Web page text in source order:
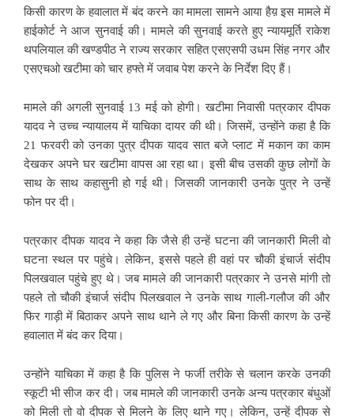
किसी कारण के हवालात में बंद करने का मामला सामने आया हैय़ इस मामले में
हाईकोर्ट ने आज सुनवाई की। मामले की सुनवाई करते हुए न्यायमूर्ति राकेश
थपलियाल की खण्डपीठ ने राज्य सरकार सहित एसएसपी उधम सिंह नगर और
एसएचओ खटीमा को चार हफ्ते में जवाब पेश करने के निर्देश दिए हैं।
मामले की अगली सुनवाई 13 मई को होगी। खटीमा निवासी पत्रकार दीपक
यादव ने उच्च न्यायालय में याचिका दायर की थी। जिसमें, उन्होंने कहा है कि
21 फरवरी को उनका पुत्र दीपक यादव सात बजे प्लाट में मकान का काम
देखकर अपने घर खटीमा वापस आ रहा था। इसी बीच उसकी कुछ लोगों के
साथ के साथ कहासुनी हो गई थी। जिसकी जानकारी उनके पुत्र ने उन्हें
फोन पर दी।
पत्रकार दीपक यादव ने कहा कि जैसे ही उन्हें घटना की जानकारी मिली वो
घटना स्थल पर पहुंचे। लेकिन, इससे पहले ही वहां पर चौकी इंचार्ज संदीप
पिलखवाल पहुंचे हुए थे। जब मामले की जानकारी पत्रकार ने उनसे मांगी तो
पहले तो चौकी इंचार्ज संदीप पिलखवाल ने उनके साथ गाली-गलौज की और
फिर गाड़ी में बिठाकर अपने साथ थाने ले गए और बिना किसी कारण के उन्हें
हवालात में बंद कर दिया।
उन्होंने याचिका में कहा है कि पुलिस ने फर्जी तरीके से चलान करके उनकी
स्कूटी भी सीज कर दी। जब मामले की जानकारी उनके अन्य पत्रकार बंधुओं
को मिली तो वो दीपक से मिलने के लिए थाने गए। लेकिन, उन्हें दीपक से